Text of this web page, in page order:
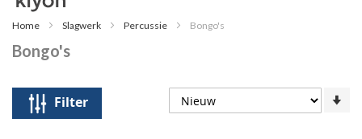
direct
Home Slagwerk Percussie Bongo's
Bongo's
Filter